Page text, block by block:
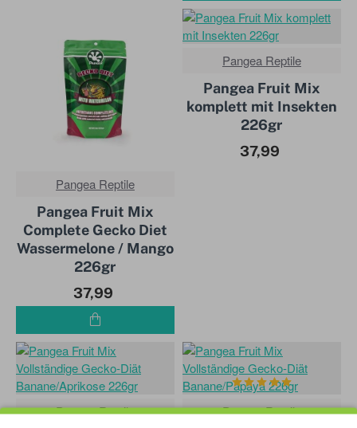
BESTENS
VERKAUFT!
Pangea Reptile
Pangea Fruit Mix
Complete Gecko Diet
Wassermelone / Mango
226gr
37,99
BESTENS
VERKAUFT!
DERZEIT VERGRIFFEN
Pangea Reptile
Pangea Fruit Mix
komplett mit Insekten
226gr
37,99
BESTENS
VERKAUFT!
Pangea Reptile
BESTENS
VERKAUFT!
Pangea Reptile